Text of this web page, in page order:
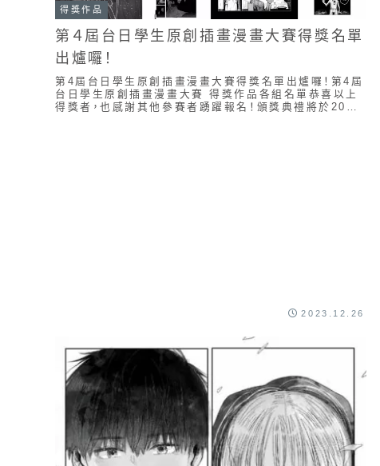
得獎作品
第４屆台日學生原創插畫漫畫大賽得獎名單
出爐囉！
第4屆台日學生原創插畫漫畫大賽得獎名單出爐囉！第4屆
台日學生原創插畫漫畫大賽 得獎作品各組名單恭喜以上
得獎者，也感謝其他參賽者踴躍報名！頒獎典禮將於2024
2023.12.26